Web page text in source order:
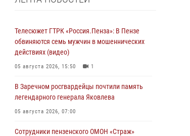
Телесюжет ГТРК «Россия.Пенза»: В Пензе
обвиняются семь мужчин в мошеннических
действиях (видео)
05 августа 2026, 15:50 1
В Заречном росгвардейцы почтили память
легендарного генерала Яковлева
05 августа 2026, 07:00
Сотрудники пензенского ОМОН «Страж»